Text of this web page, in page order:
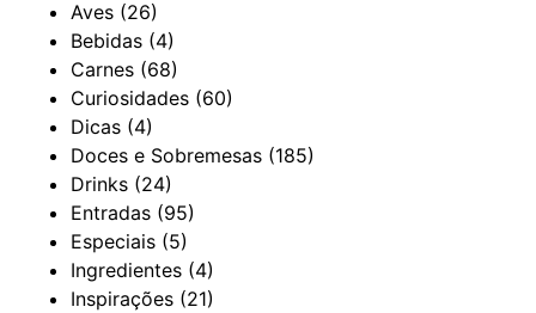
Aves (26)
Bebidas (4)
Carnes (68)
Curiosidades (60)
Dicas (4)
Doces e Sobremesas (185)
Drinks (24)
Entradas (95)
Especiais (5)
Ingredientes (4)
Inspirações (21)